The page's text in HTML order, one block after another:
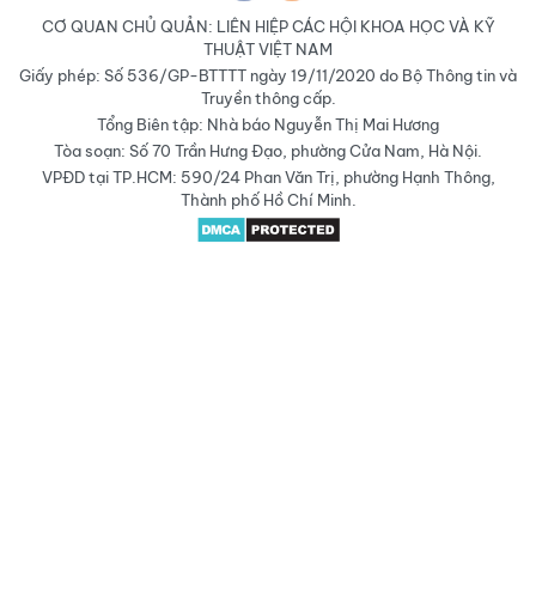
CƠ QUAN CHỦ QUẢN: LIÊN HIỆP CÁC HỘI KHOA HỌC VÀ KỸ
THUẬT VIỆT NAM
Giấy phép: Số 536/GP-BTTTT ngày 19/11/2020 do Bộ Thông tin và
Truyền thông cấp.
Tổng Biên tập: Nhà báo Nguyễn Thị Mai Hương
Tòa soạn: Số 70 Trần Hưng Đạo, phường Cửa Nam, Hà Nội.
VPĐD tại TP.HCM: 590/24 Phan Văn Trị, phường Hạnh Thông,
Thành phố Hồ Chí Minh.